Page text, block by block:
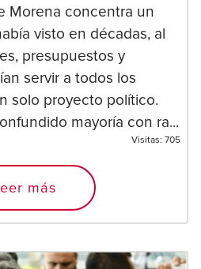
Morena concentra un
visto en décadas, al
presupuestos y
servir a todos los
solo proyecto político.
mayoría con ra...
Visitas: 705
más